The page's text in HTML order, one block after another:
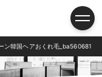
ン韓国ヘアおくれ毛_ba560681